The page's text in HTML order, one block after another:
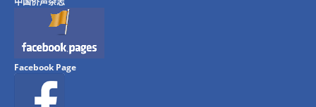
Facebook Page